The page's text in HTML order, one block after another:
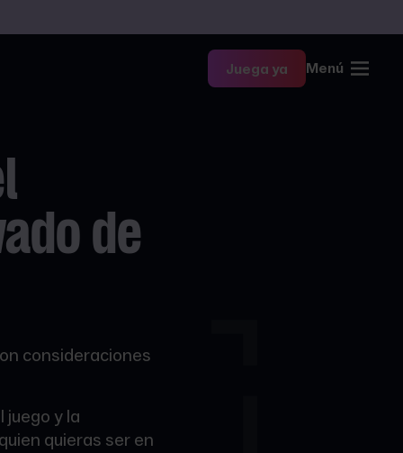
Juega ya Menú
de
consideraciones
y la
quieras ser en